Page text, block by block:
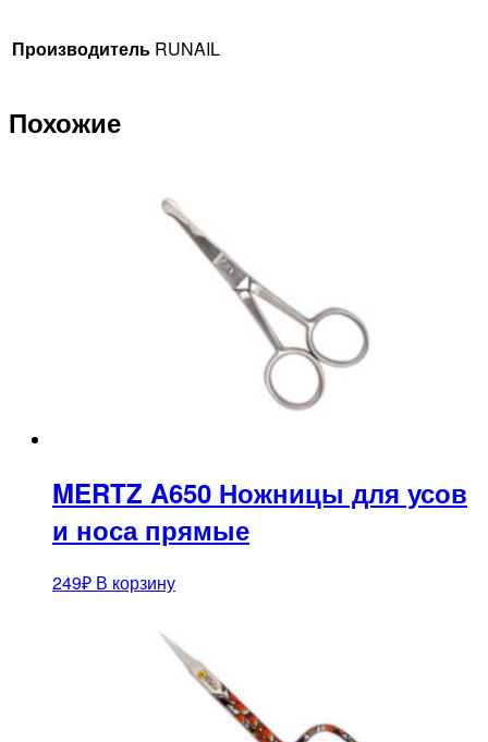
Производитель RUNAIL
Похожие
MERTZ A650 Ножницы для усов
и носа прямые
249₽ В корзину